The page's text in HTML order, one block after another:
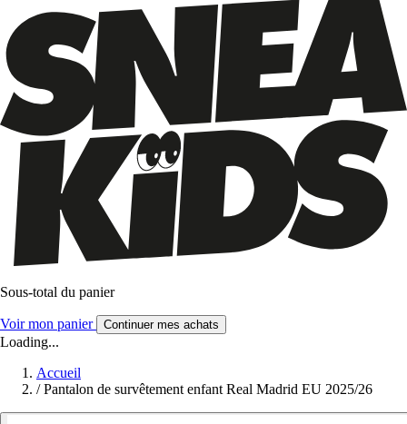
Sous-total du panier
Voir mon panier Continuer mes achats
Loading...
Accueil
/ Pantalon de survêtement enfant Real Madrid EU 2025/26